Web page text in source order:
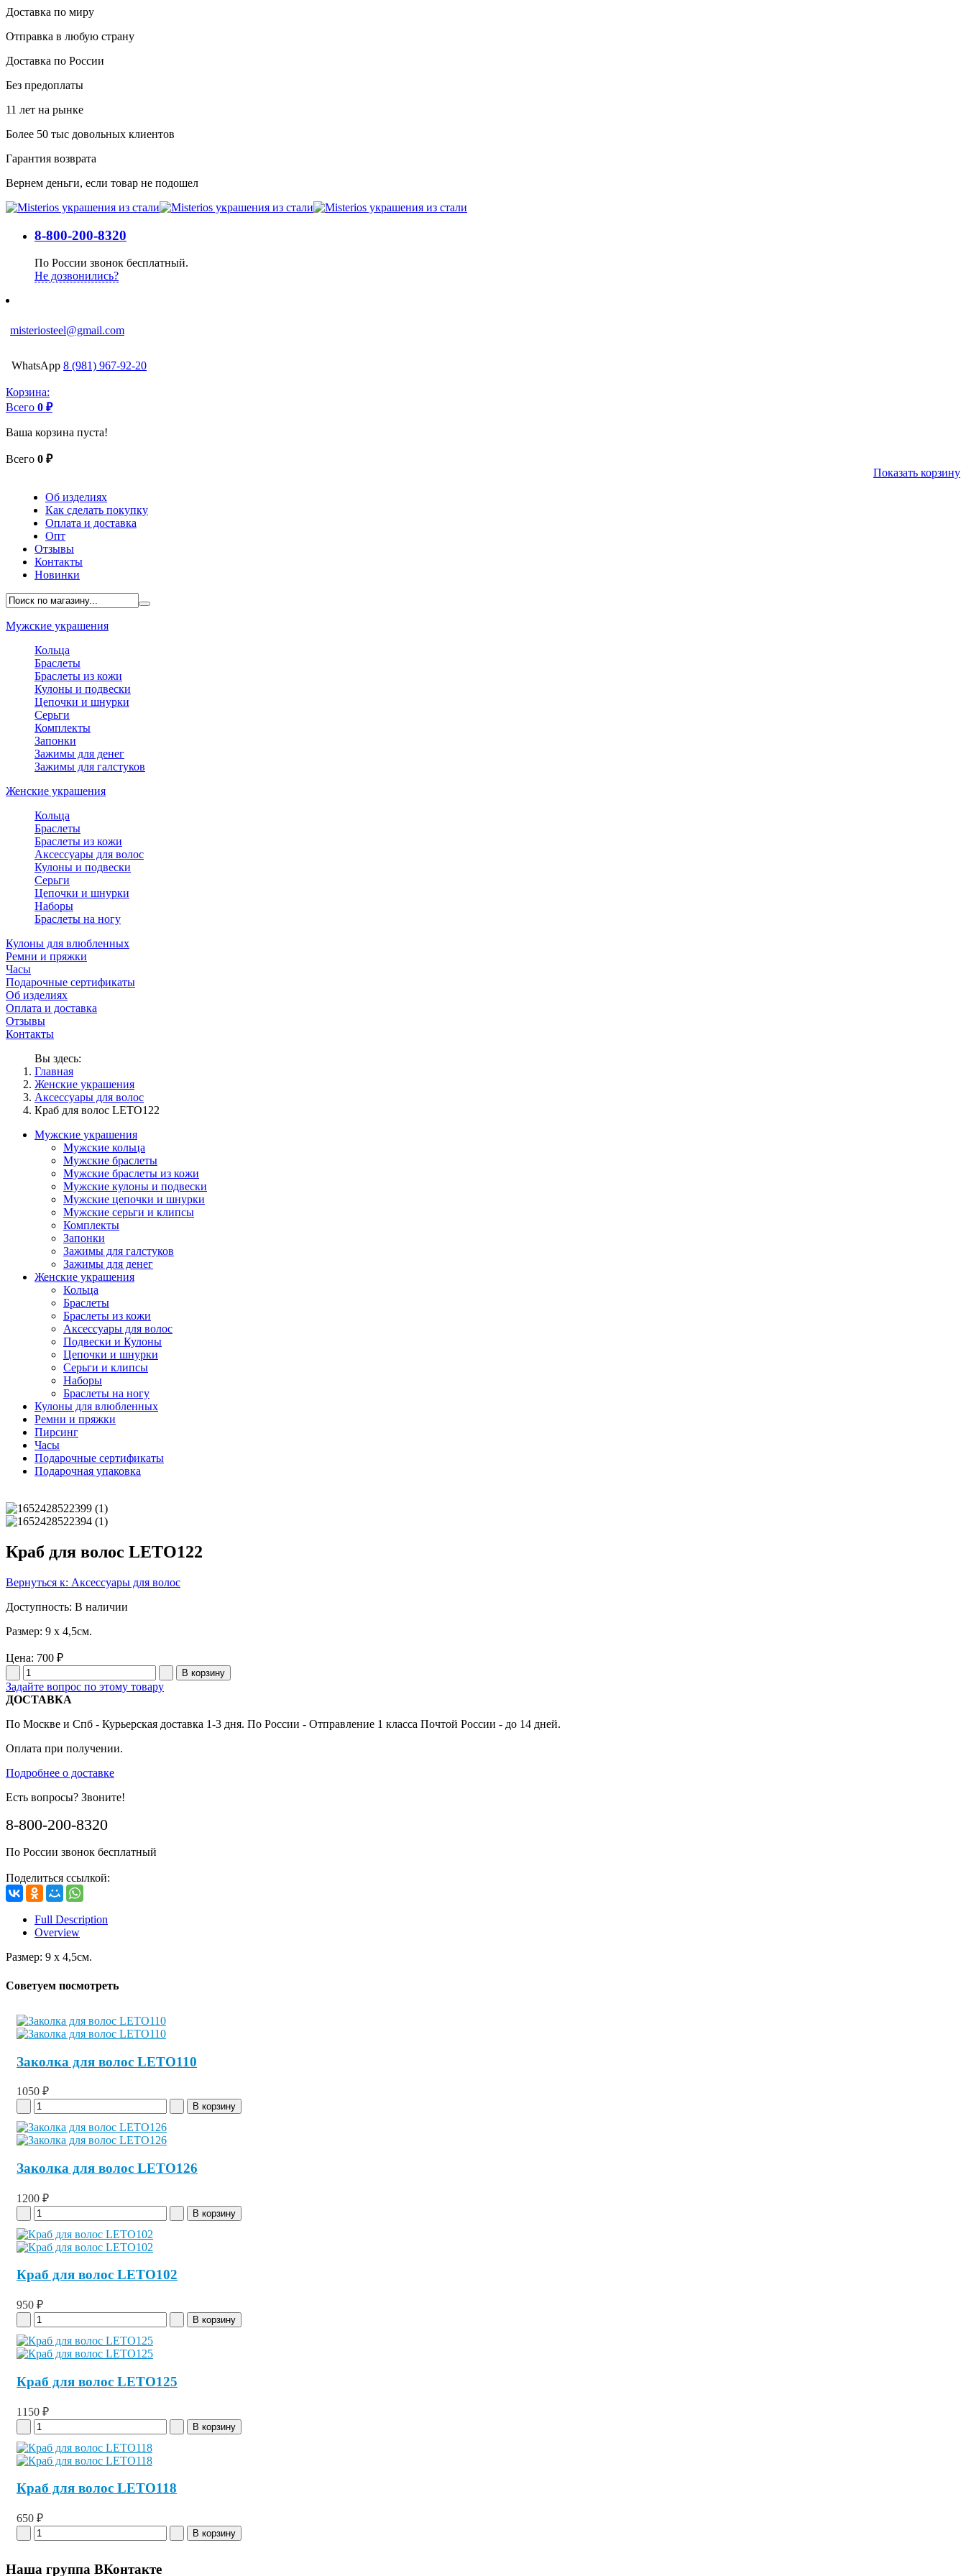
Доставка по миру
Отправка в любую страну
Доставка по России
Без предоплаты
11 лет на рынке
Более 50 тыс довольных клиентов
Гарантия возврата
Вернем деньги, если товар не подошел
8-800-200-8320
По России звонок бесплатный.
Не дозвонились?
misteriosteel@gmail.com
WhatsApp 8 (981) 967-92-20
Корзина:
Всего 0 ₽
Ваша корзина пуста!
Всего 0 ₽
Показать корзину
Об изделиях
Как сделать покупку
Оплата и доставка
Опт
Отзывы
Контакты
Новинки
Мужские украшения
Кольца
Браслеты
Браслеты из кожи
Кулоны и подвески
Цепочки и шнурки
Серьги
Комплекты
Запонки
Зажимы для денег
Зажимы для галстуков
Женские украшения
Кольца
Браслеты
Браслеты из кожи
Аксессуары для волос
Кулоны и подвески
Серьги
Цепочки и шнурки
Наборы
Браслеты на ногу
Кулоны для влюбленных
Ремни и пряжки
Часы
Подарочные сертификаты
Об изделиях
Оплата и доставка
Отзывы
Контакты
Вы здесь:
Главная
Женские украшения
Аксессуары для волос
Краб для волос LETO122
Мужские украшения
Мужские кольца
Мужские браслеты
Мужские браслеты из кожи
Мужские кулоны и подвески
Мужские цепочки и шнурки
Мужские серьги и клипсы
Комплекты
Запонки
Зажимы для галстуков
Зажимы для денег
Женские украшения
Кольца
Браслеты
Браслеты из кожи
Аксессуары для волос
Подвески и Кулоны
Цепочки и шнурки
Серьги и клипсы
Наборы
Браслеты на ногу
Кулоны для влюбленных
Ремни и пряжки
Пирсинг
Часы
Подарочные сертификаты
Подарочная упаковка
Краб для волос LETO122
Вернуться к: Аксессуары для волос
Доступность: В наличии
Размер: 9 x 4,5см.
Цена: 700 ₽
Задайте вопрос по этому товару
ДОСТАВКА
По Москве и Спб - Курьерская доставка 1-3 дня. По России - Отправление 1 класса Почтой России - до 14 дней.
Оплата при получении.
Подробнее о доставке
Есть вопросы? Звоните!
8-800-200-8320
По России звонок бесплатный
Поделиться ссылкой:
Full Description
Overview
Размер: 9 x 4,5см.
Советуем посмотреть
Заколка для волос LETO110
1050 ₽
Заколка для волос LETO126
1200 ₽
Краб для волос LETO102
950 ₽
Краб для волос LETO125
1150 ₽
Краб для волос LETO118
650 ₽
Наша группа ВКонтакте